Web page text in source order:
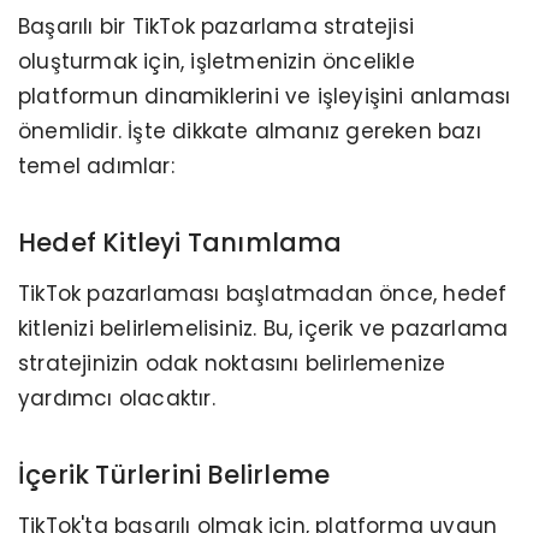
Başarılı bir TikTok pazarlama stratejisi
oluşturmak için, işletmenizin öncelikle
platformun dinamiklerini ve işleyişini anlaması
önemlidir. İşte dikkate almanız gereken bazı
temel adımlar:
Hedef Kitleyi Tanımlama
TikTok pazarlaması başlatmadan önce, hedef
kitlenizi belirlemelisiniz. Bu, içerik ve pazarlama
stratejinizin odak noktasını belirlemenize
yardımcı olacaktır.
İçerik Türlerini Belirleme
TikTok'ta başarılı olmak için, platforma uygun